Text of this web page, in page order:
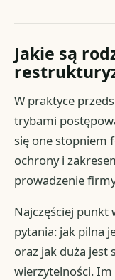
Jakie są
W praktyce
trybami
się one stopniem
ochrony i
prowadzenie
Najczęściej punkt
pytania: jak pilna
oraz jak duża jest
wierzytelności.